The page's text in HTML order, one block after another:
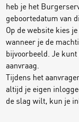
heb je het
geboortedatum van
Op de website kies
wanneer je de
bijvoorbeeld. Je
aanvraag.
Tijdens het
altijd je eigen
de slag wilt, kun je